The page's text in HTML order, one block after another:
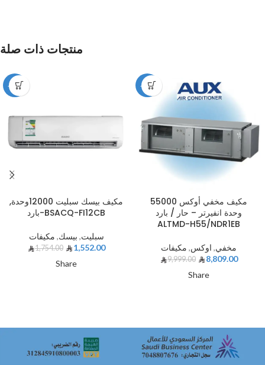
منتجات ذات صلة
-12%
مكيف بيسك سبليت 12000وحدة,
بارد-BSACQ-FI12CB
سبليت, بيسك, مكيفات
1,754.00
1,552.00
Share
-12%
مكيف مخفي أوكس 55000
وحدة انفيرتر – حار / بارد
ALTMD-H55/NDR1EB
مخفي, اوكس, مكيفات
9,999.00
8,809.00
Share